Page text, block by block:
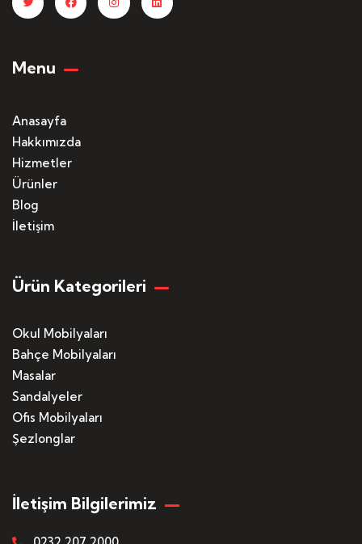
Menu
Anasayfa
Hakkımızda
Hizmetler
Ürünler
Blog
İletişim
Ürün Kategorileri
Okul Mobilyaları
Bahçe Mobilyaları
Masalar
Sandalyeler
Ofis Mobilyaları
Şezlonglar
İletişim Bilgilerimiz